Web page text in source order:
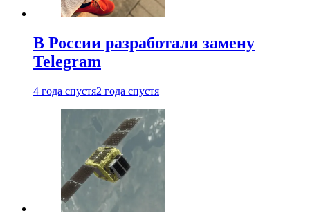
В России разработали замену
Telegram
4 года спустя2 года спустя